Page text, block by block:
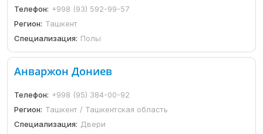
Телефон: +998 (93) 592-99-57
Регион: Ташкент
Специализация: Полы
Анваржон Дониев
Телефон: +998 (95) 384-00-92
Регион: Ташкент / Ташкентская область
Специализация: Двери